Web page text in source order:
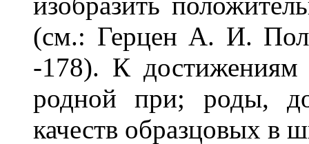
(см.: Герцен А. И.
-178). К достижениям
родной при; роды,
качеств образцовых в